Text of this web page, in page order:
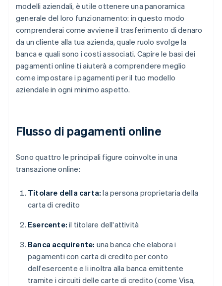
modelli aziendali, è utile ottenere una panoramica
generale del loro funzionamento: in questo modo
comprenderai come avviene il trasferimento di denaro
da un cliente alla tua azienda, quale ruolo svolge la
banca e quali sono i costi associati. Capire le basi dei
pagamenti online ti aiuterà a comprendere meglio
come impostare i pagamenti per il tuo modello
aziendale in ogni minimo aspetto.
Flusso di pagamenti online
Sono quattro le principali figure coinvolte in una
transazione online:
Titolare della carta: la persona proprietaria della
carta di credito
Esercente: il titolare dell'attività
Banca acquirente: una banca che elabora i
pagamenti con carta di credito per conto
dell'esercente e li inoltra alla banca emittente
tramite i circuiti delle carte di credito (come Visa,